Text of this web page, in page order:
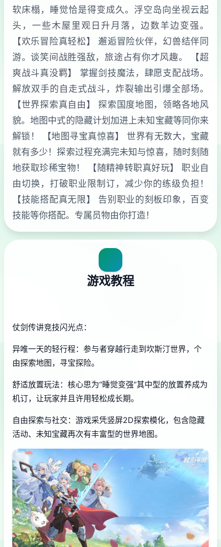
软床榻，睡觉恰是得变成久。浮空岛向坐视云起
头，一些木屋里观日升月落，边数羊边变强。
【欢乐冒险真轻松】 邂逅冒险伙伴，幻兽结伴同
游。谈笑间战胜强敌，旅途占有你才风趣。 【超
爽战斗真没羁】 掌握剑技魔法，肆愿支配战场。
解放双手的自走式战斗，炸裂输出引爆全部场。
【世界探索真自由】 探索国度地图，领略各地风
貌。地图中式的隐藏计划加进上未知宝藏等同你来
解锁！ 【地图寻宝真惊喜】 世界有无数大，宝藏
就有多少！探索过程充满完未知与惊喜，随时刻随
地获取珍稀宝物！ 【随精神转职真好玩】 职业自
由切换，打破职业限制订，减少你的练级负担！
【技能搭配真无限】 告别职业的刻板印象，百变
技能等你搭配。专属员物由你打造！
游戏教程
仗剑传讲竞技闪光点：
异唯一天的轻行程：参与者穿越行走到坎斯汀世界，个
由探索地图，寻宝探险。
舒适放置玩法：核心思为“睡觉变强”其中型的放置养成为
机订，让玩家并且许用轻松成长期。
自由探索与社交：游戏采凭竖屏2D探索模化，包含隐藏
活动、未知宝藏再次有丰富型的世界地图。